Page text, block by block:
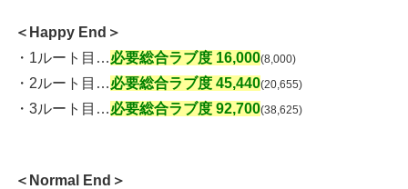
＜Happy End＞
・1ルート目…必要総合ラブ度 16,000(8,000)
・2ルート目…必要総合ラブ度 45,440(20,655)
・3ルート目…必要総合ラブ度 92,700(38,625)
＜Normal End＞